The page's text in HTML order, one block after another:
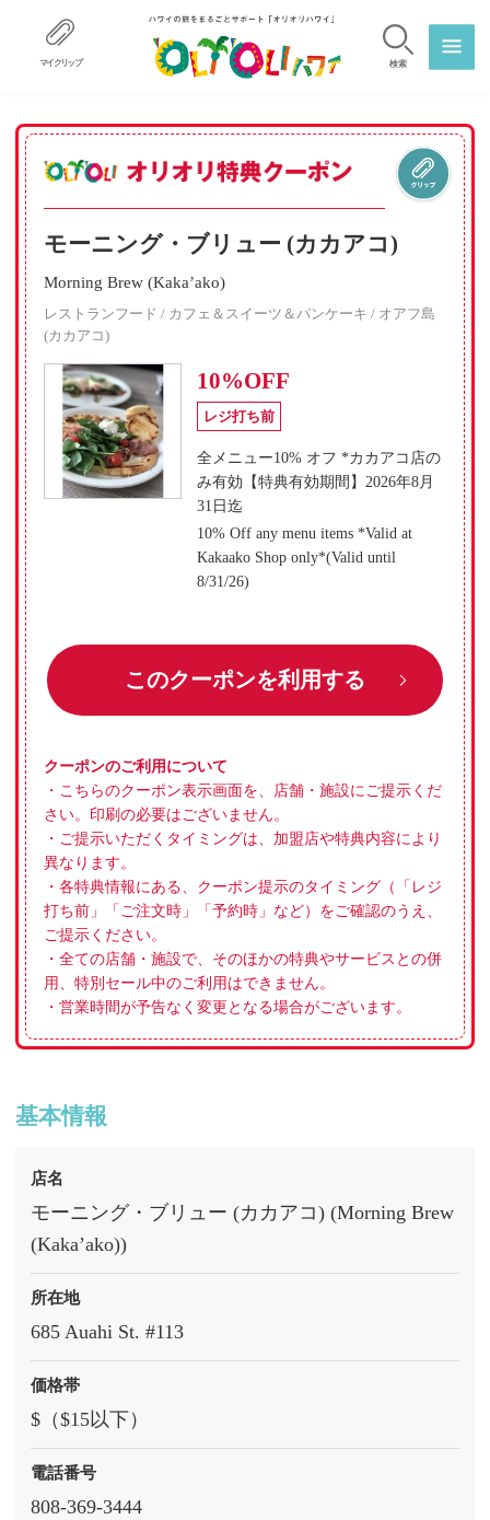
マイクリップ 検索
モーニング・ブリュー (カカアコ)
Morning Brew (Kaka’ako)
レストランフード / カフェ＆スイーツ＆パンケーキ / オアフ島
(カカアコ)
10%OFF
レジ打ち前
全メニュー10% オフ *カカアコ店の
み有効【特典有効期間】2026年8月
31日迄
10% Off any menu items *Valid at
Kakaako Shop only*(Valid until
8/31/26)
このクーポンを利用する
クーポンのご利用について
・こちらのクーポン表示画面を、店舗・施設にご提示くだ
さい。印刷の必要はございません。
・ご提示いただくタイミングは、加盟店や特典内容により
異なります。
・各特典情報にある、クーポン提示のタイミング（「レジ
打ち前」「ご注文時」「予約時」など）をご確認のうえ、
ご提示ください。
・全ての店舗・施設で、そのほかの特典やサービスとの併
用、特別セール中のご利用はできません。
・営業時間が予告なく変更となる場合がございます。
基本情報
店名
モーニング・ブリュー (カカアコ) (Morning Brew
(Kaka’ako))
所在地
685 Auahi St. #113
価格帯
$（$15以下）
電話番号
808-369-3444